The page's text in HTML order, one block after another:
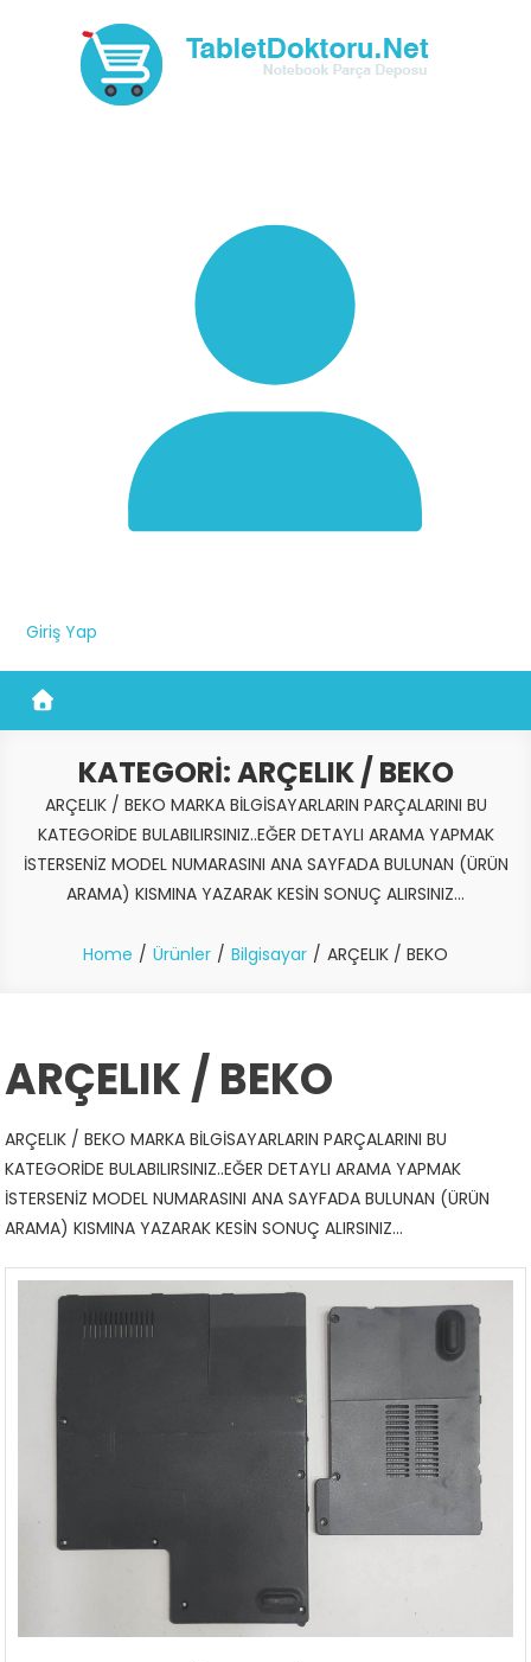
Giriş Yap
KATEGORI:ARÇELIK / BEKO
ARÇELIK / BEKO MARKA BİLGİSAYARLARIN PARÇALARINI BU
KATEGORİDE BULABILIRSINIZ..EĞER DETAYLI ARAMA YAPMAK
İSTERSENİZ MODEL NUMARASINI ANA SAYFADA BULUNAN (ÜRÜN
ARAMA) KISMINA YAZARAK KESİN SONUÇ ALIRSINIZ…
Home Ürünler Bilgisayar ARÇELIK / BEKO
ARÇELIK / BEKO
ARÇELIK / BEKO MARKA BİLGİSAYARLARIN PARÇALARINI BU
KATEGORİDE BULABILIRSINIZ..EĞER DETAYLI ARAMA YAPMAK
İSTERSENİZ MODEL NUMARASINI ANA SAYFADA BULUNAN (ÜRÜN
ARAMA) KISMINA YAZARAK KESİN SONUÇ ALIRSINIZ…